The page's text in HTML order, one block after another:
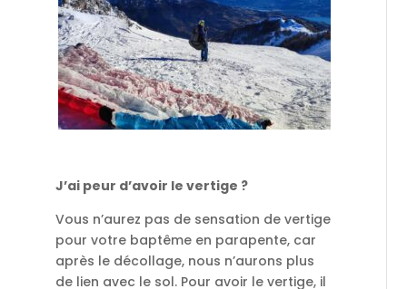
J’ai peur d’avoir le vertige ?
Vous n’aurez pas de sensation de vertige
pour votre baptême en parapente, car
après le décollage, nous n’aurons plus
de lien avec le sol. Pour avoir le vertige, il